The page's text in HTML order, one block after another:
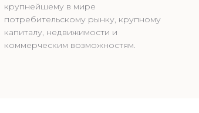
крупнейшему в мире
потребительскому рынку, крупному
капиталу, недвижимости и
коммерческим возможностям.